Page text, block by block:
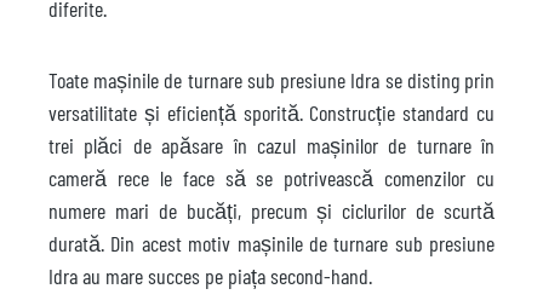
diferite.
Toate mașinile de turnare sub presiune Idra se disting prin
versatilitate și eficiență sporită. Construcție standard cu
trei plăci de apăsare în cazul mașinilor de turnare în
cameră rece le face să se potrivească comenzilor cu
numere mari de bucăți, precum și ciclurilor de scurtă
durată. Din acest motiv mașinile de turnare sub presiune
Idra au mare succes pe piața second-hand.